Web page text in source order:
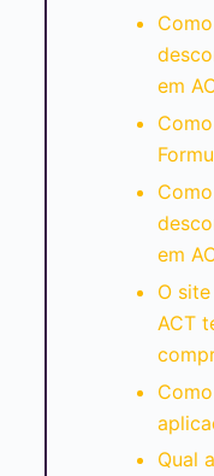
em
em
O
ACT
Qual